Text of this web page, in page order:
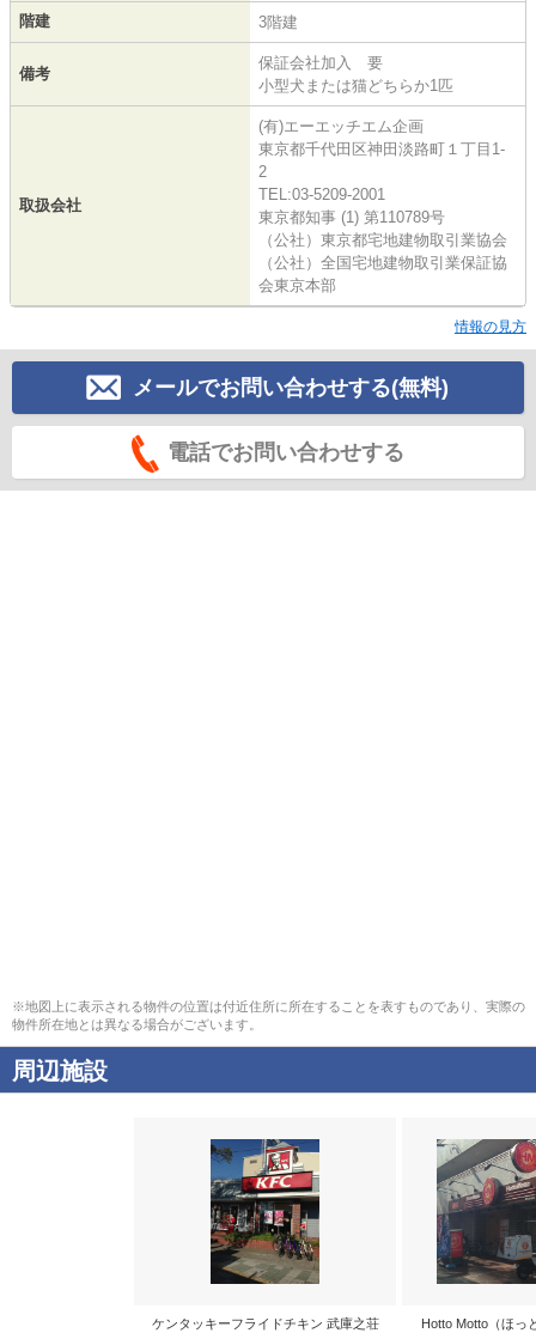
階建 3階建
備考
保証会社加入 要
小型犬または猫どちらか1匹
取扱会社
(有)エーエッチエム企画
東京都千代田区神田淡路町１丁目1-
2
TEL:03-5209-2001
東京都知事 (1) 第110789号
（公社）東京都宅地建物取引業協会
（公社）全国宅地建物取引業保証協
会東京本部
情報の見方
メールでお問い合わせする(無料)
電話でお問い合わせする
※地図上に表示される物件の位置は付近住所に所在することを表すものであり、実際の
物件所在地とは異なる場合がございます。
周辺施設
ケンタッキーフライドチキン 武庫之荘
Hotto Motto（ほっ